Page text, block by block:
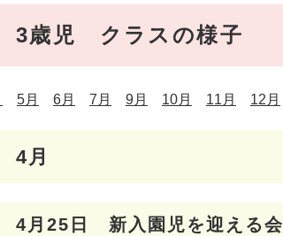
3歳児 クラスの様子
5月 6月 7月 9月 10月 11月 12月
4月
4月25日 新入園児を迎える会